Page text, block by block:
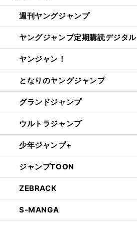
週刊ヤングジャンプ
ヤングジャンプ定期購読デジタル
ヤンジャン！
となりのヤングジャンプ
グランドジャンプ
ウルトラジャンプ
少年ジャンプ+
ジャンプTOON
ZEBRACK
S-MANGA